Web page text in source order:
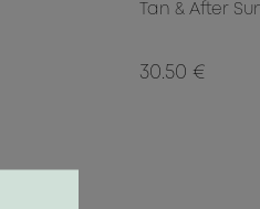
Tan & After
30.50 €